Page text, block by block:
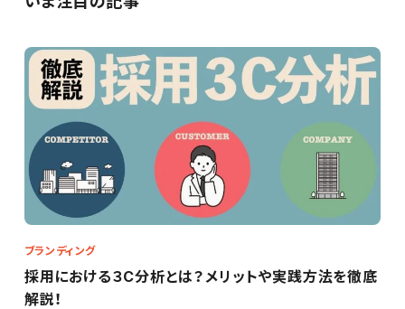
ブランディング
採用における３C分析とは？メリットや実践方法を徹底
解説！